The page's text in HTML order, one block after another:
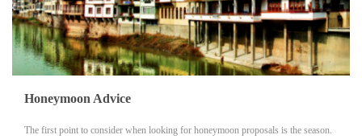
Honeymoon Advice
The first point to consider when looking for honeymoon proposals is the season.